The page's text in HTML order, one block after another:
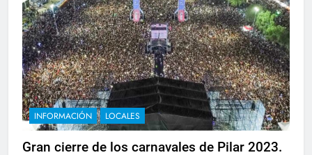
INFORMACIÓN LOCALES
Gran cierre de los carnavales de Pilar 2023.